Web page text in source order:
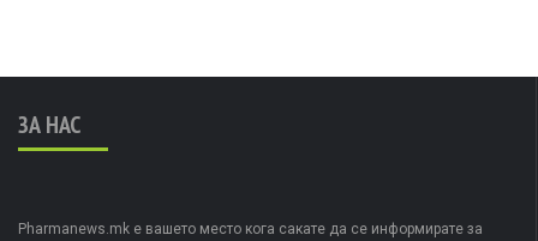
ЗА НАС
Pharmanews.mk е вашето место кога сакате да се информирате за